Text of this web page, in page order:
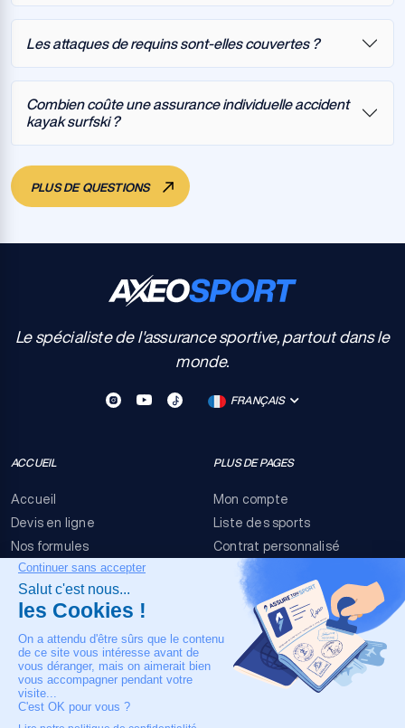
Les attaques de requins sont-elles couvertes ?
Combien coûte une assurance individuelle accident
kayak surfski ?
PLUS DE QUESTIONS
Le spécialiste de l'assurance sportive, partout dans le
monde.
FRANÇAIS
ACCUEIL
Accueil
Devis en ligne
Nos formules
FAQ
Nous contacter
PLUS DE PAGES
Mon compte
Liste des sports
Contrat personnalisé
Conditions générales
Risques événementiels
Mentions légales
NOTRE CONTACT
+33 4 90 63 34 07